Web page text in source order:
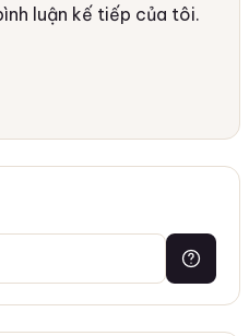
luận kế tiếp của tôi.